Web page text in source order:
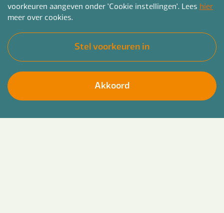
voorkeuren aangeven onder 'Cookie instellingen'. Lees hier
meer over cookies.
Stel voorkeuren in
Akkoord